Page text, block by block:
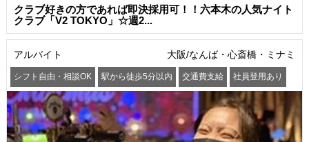
クラブ好きの方であれば即決採用可！！六本木の人気ナイト
クラブ「V2 TOKYO」☆週2...
アルバイト 大阪/なんば・心斎橋・ミナミ
シフト自由・相談OK 駅から徒歩5分以内 交通費支給 社員登用あり